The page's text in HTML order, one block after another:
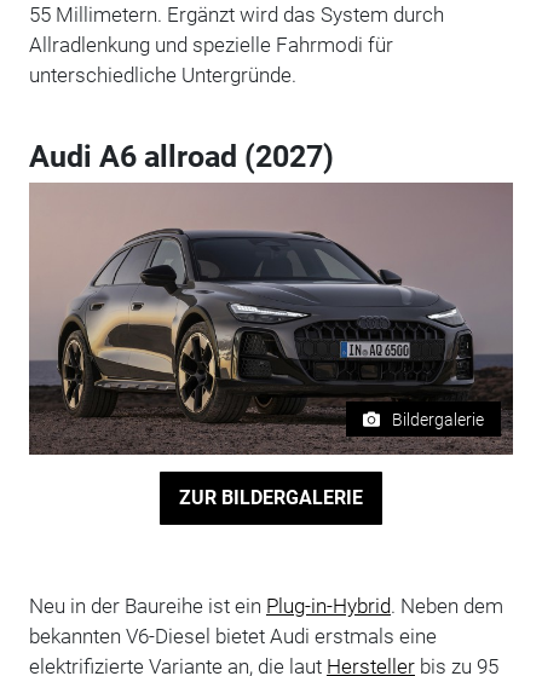
55 Millimetern. Ergänzt wird das System durch
Allradlenkung und spezielle Fahrmodi für
unterschiedliche Untergründe.
Audi A6 allroad (2027)
Bildergalerie
ZUR BILDERGALERIE
Neu in der Baureihe ist ein Plug-in-Hybrid. Neben dem
bekannten V6-Diesel bietet Audi erstmals eine
elektrifizierte Variante an, die laut Herstellerbis zu 95